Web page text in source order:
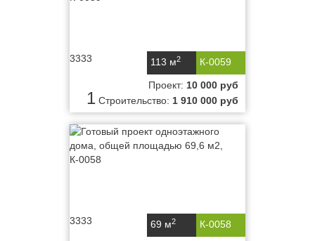
3333 К-0059
113 м2
1
Проект: 10 000 руб
Строительство: 1 910 000 руб
3333 К-0058
69 м2